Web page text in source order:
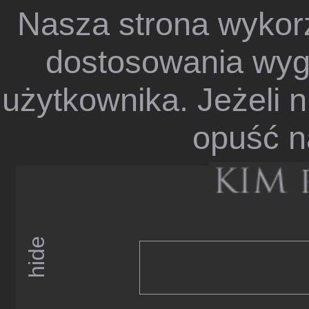
Nasza strona
dostosowania
użytkownika. Jeżeli
opuść
hide